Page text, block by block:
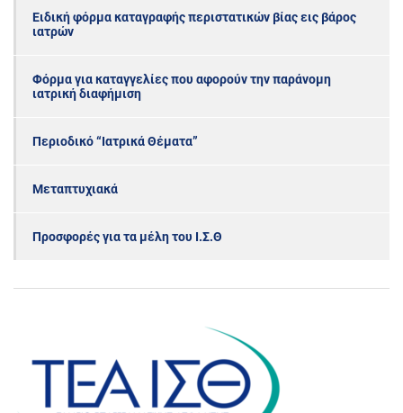
Ειδική φόρμα καταγραφής περιστατικών βίας εις βάρος
ιατρών
Φόρμα για καταγγελίες που αφορούν την παράνομη
ιατρική διαφήμιση
Περιοδικό “Ιατρικά Θέματα”
Μεταπτυχιακά
Προσφορές για τα μέλη του Ι.Σ.Θ